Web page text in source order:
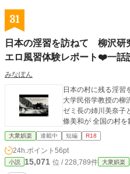
31
日本の淫習を訪ねて 柳沢
エロ風習体験レポート❤️一
みなぽん
日本の村に残る淫習
大学民俗学教授の柳
ゼミ長の姉川美奈
條美和が 全国の村
大衆娯楽 連載中 短編 R18
24h.ポイント 56pt
小説 15,071 位 / 228,789件 大衆娯楽